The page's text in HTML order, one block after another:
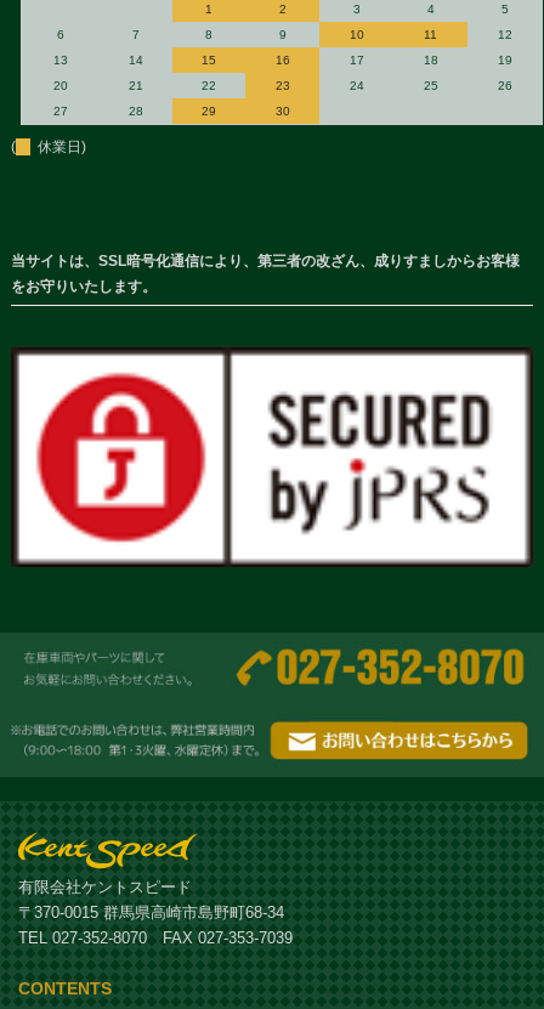
1
2 3 4
5
6
7 8 9 10 11
12
13
14 15 16 17 18
19
20
21 22 23 24 25
26
27
28 29 30
( 休業日)
当サイトは、SSL暗号化通信により、第三者の改ざん、成りすましからお客様
をお守りいたします。
有限会社ケントスピード
〒370-0015 群馬県高崎市島野町68-34
TEL 027-352-8070 FAX 027-353-7039
CONTENTS